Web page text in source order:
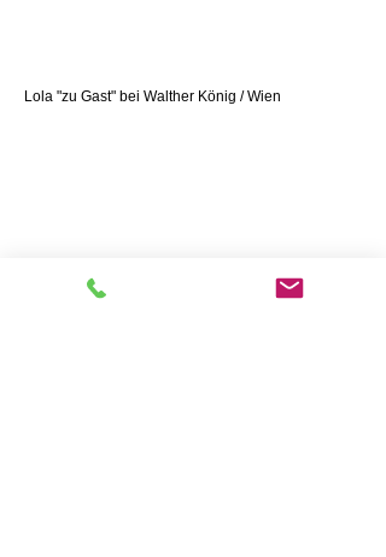
Lola "zu Gast" bei Walther König / Wien